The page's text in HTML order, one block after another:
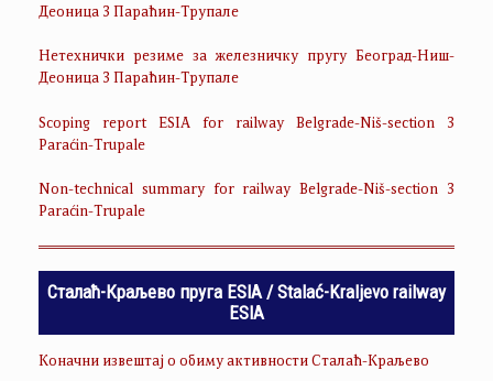
Деоница 3 Параћин-Трупале
Нетехнички резиме за железничку пругу Београд-Ниш-
Деоница 3 Параћин-Трупале
Scoping report ESIA for railway Belgrade-Niš-section 3
Paraćin-Trupale
Non-technical summary for railway Belgrade-Niš-section 3
Paraćin-Trupale
Сталаћ-Краљево пруга ESIA / Stalać-Kraljevo railway
ESIA
Коначни извештај о обиму активности Сталаћ-Краљево